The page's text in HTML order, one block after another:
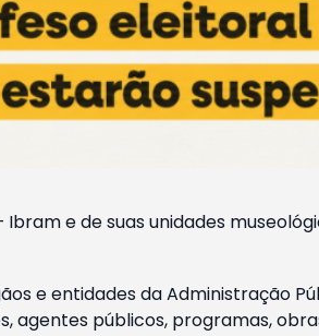
e de suas unidades
e entidades da Administração
públicos, programas,